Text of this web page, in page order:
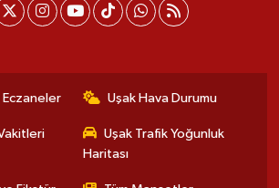
Uşak Hava Durumu
Uşak Trafik Yoğunluk
Haritası